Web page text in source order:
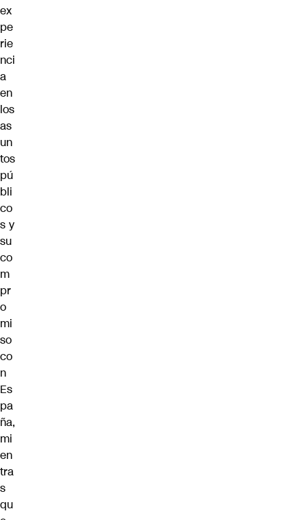
ex
pe
rie
nci
a
en
los
as
un
tos
pú
bli
co
s y
su
co
m
pr
o
mi
so
co
n
Es
pa
ña,
mi
en
tra
s
qu